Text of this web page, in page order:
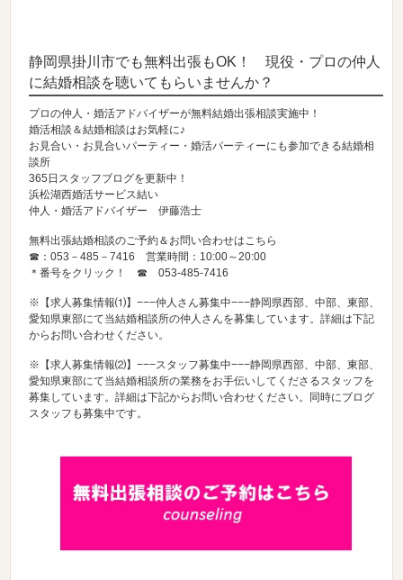
静岡県掛川市でも無料出張もOK！ 現役・プロの仲人
に結婚相談を聴いてもらいませんか？
プロの仲人・婚活アドバイザーが無料結婚出張相談実施中！
婚活相談＆結婚相談はお気軽に♪
お見合い・お見合いパーティー・婚活パーティーにも参加できる結婚相
談所
365日スタッフブログを更新中！
浜松湖西婚活サービス結い
仲人・婚活アドバイザー 伊藤浩士
無料出張結婚相談のご予約＆お問い合わせはこちら
☎：053－485－7416 営業時間：10:00～20:00
＊番号をクリック！ ☎053-485-7416
※【求人募集情報⑴】−−−仲人さん募集中−−−静岡県西部、中部、東部、
愛知県東部にて当結婚相談所の仲人さんを募集しています。詳細は下記
からお問い合わせください。
※【求人募集情報⑵】−−−スタッフ募集中−−−静岡県西部、中部、東部、
愛知県東部にて当結婚相談所の業務をお手伝いしてくださるスタッフを
募集しています。詳細は下記からお問い合わせください。同時にブログ
スタッフも募集中です。